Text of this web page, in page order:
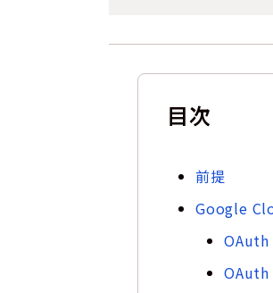
目次
前提
Google
OAuth
OAuth